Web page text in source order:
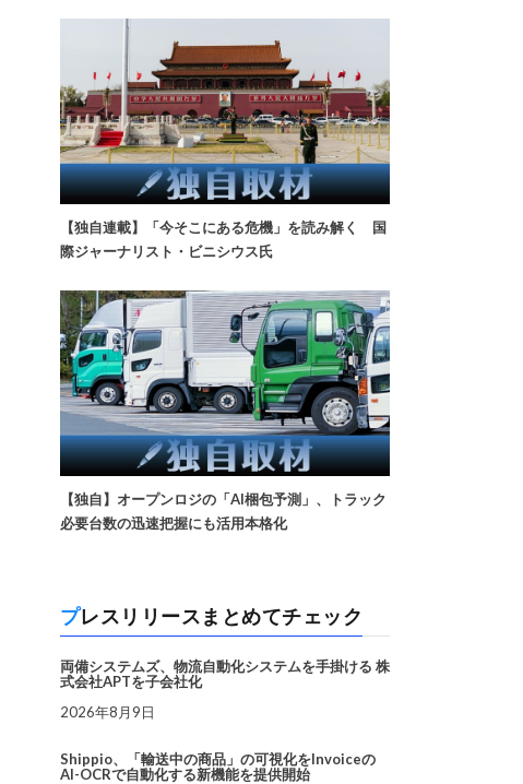
【独自連載】「今そこにある危機」を読み解く 国
際ジャーナリスト・ビニシウス氏
【独自】オープンロジの「AI梱包予測」、トラック
必要台数の迅速把握にも活用本格化
プレスリリースまとめてチェック
両備システムズ、物流自動化システムを手掛ける 株
式会社APTを子会社化
2026年8月9日
Shippio、「輸送中の商品」の可視化をInvoiceの
AI-OCRで自動化する新機能を提供開始